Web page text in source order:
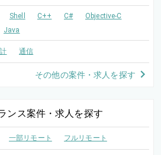
Shell C++ C#
Objective-C
Java
通信
その他の案件・求人を探す
ンス案件・求人を探す
一部リモート フルリモート